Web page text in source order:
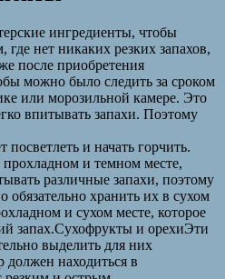
ингредиенты, чтобы
нет никаких резких запахов,
после приобретения
можно было следить за сроком
или морозильной камере. Это
впитывать запахи. Поэтому
и начать горчить.
прохладном и темном месте,
различные запахи, поэтому
хранить их в сухом
и сухом месте, которое
запах.Сухофрукты и орехиЭти
выделить для них
должен находиться в